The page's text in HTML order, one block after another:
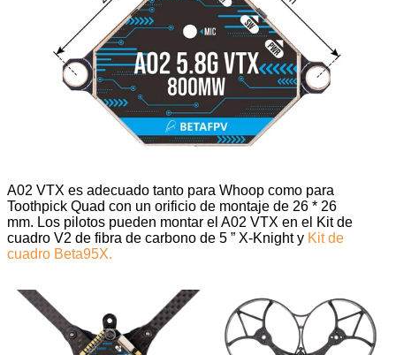
A02 VTX es adecuado tanto para Whoop como para
Toothpick Quad con un orificio de montaje de 26 * 26
mm. Los pilotos pueden montar el A02 VTX en el Kit de
cuadro V2 de fibra de carbono de 5 ” X-Knight y Kit de
cuadro Beta95X.